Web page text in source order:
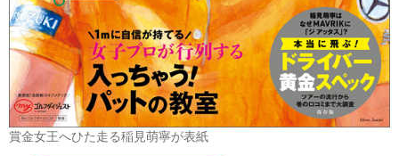
賞金女王へひた走る稲見萌寧が表紙